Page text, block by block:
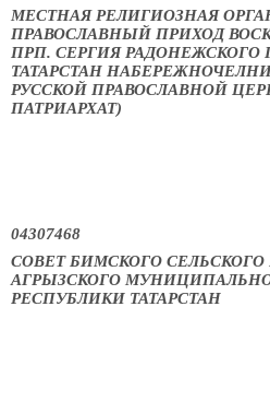
МЕСТНАЯ РЕЛИГИОЗНАЯ
ПРАВОСЛАВНЫЙ ПРИХОД
ПРП. СЕРГИЯ РАДОНЕЖСКОГО
ТАТАРСТАН
РУССКОЙ ПРАВОСЛАВНОЙ
ПАТРИАРХАТ)
04307468
СОВЕТ БИМСКОГО
АГРЫЗСКОГО
РЕСПУБЛИКИ ТАТАРСТАН